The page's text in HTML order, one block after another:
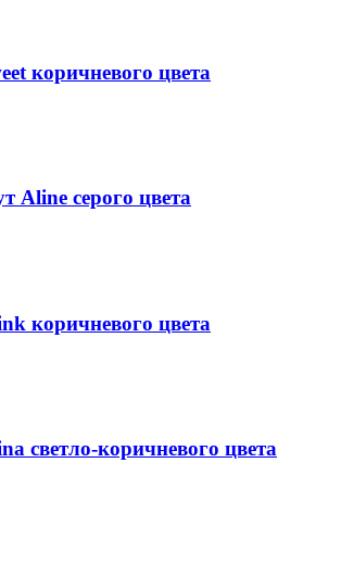
коричневого цвета
Aline серого цвета
коричневого цвета
светло-коричневого цвета